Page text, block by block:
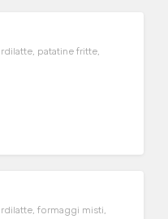
patatine fritte,
formaggi misti,